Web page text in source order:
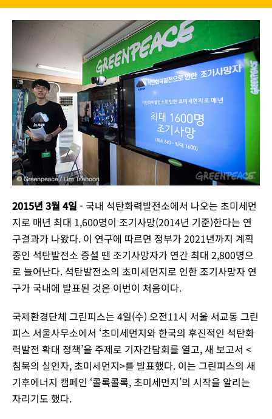
2015년 3월 4일 - 국내 석탄화력발전소에서 나오는 초미세먼
지로 매년 최대 1,600명이 조기사망(2014년 기준)한다는 연
구결과가 나왔다. 이 연구에 따르면 정부가 2021년까지 계획
중인 석탄발전소 증설 땐 조기사망자가 연간 최대 2,800명으
로 늘어난다. 석탄발전소의 초미세먼지로 인한 조기사망자 연
구가 국내에 발표된 것은 이번이 처음이다.
국제환경단체 그린피스는 4일(수) 오전11시 서울 서교동 그린
피스 서울사무소에서 ‘초미세먼지와 한국의 후진적인 석탄화
력발전 확대 정책’을 주제로 기자간담회를 열고, 새 보고서 <
침묵의 살인자, 초미세먼지>를 발표했다. 이는 그린피스의 새
기후에너지 캠페인 ‘콜록콜록, 초미세먼지’의 시작을 알리는
자리기도 했다.